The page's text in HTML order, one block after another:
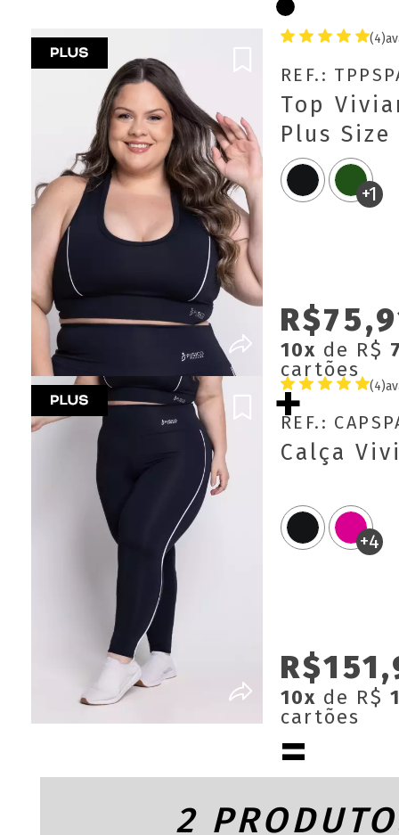
(4)
REF.:
+1
Top
Plus Size
10x de R$
cartões
(4)
REF.:
+4
Calça
10x de R$
cartões
2